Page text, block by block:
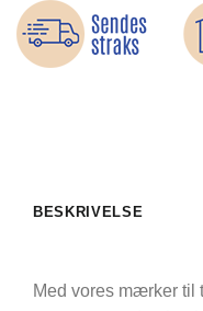
BESKRIVELSE
Med vores mærker til